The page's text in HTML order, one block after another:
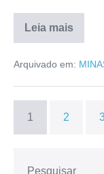
Leia mais
Arquivado em:
1 2
Pesquisar